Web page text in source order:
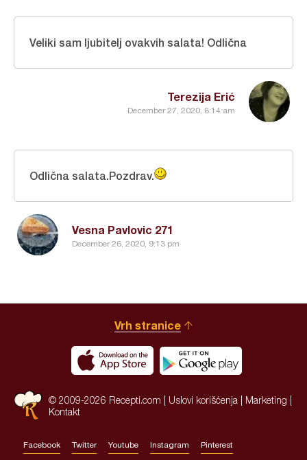
Terezija Erić
December 27, 2020, 8:14 am
Veliki sam ljubitelj ovakvih salata! Odlična
Vesna Pavlovic 271
December 26, 2020, 9:13 pm
Odlična salata.Pozdrav.
Vrh stranice
© 2009-2026 Recepti.com | Uslovi korišćenja Marketing
Kontakt
Facebook Twitter Youtube Instagram Pinterest